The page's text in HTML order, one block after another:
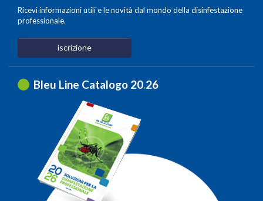
Ricevi informazioni utili e le novità dal mondo della disinfestazione
professionale.
iscrizione
Bleu Line Catalogo 20.26